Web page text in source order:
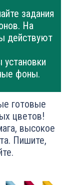
задания
На
действуют
фоны.
готовые
цветов!
высокое
Пишите,